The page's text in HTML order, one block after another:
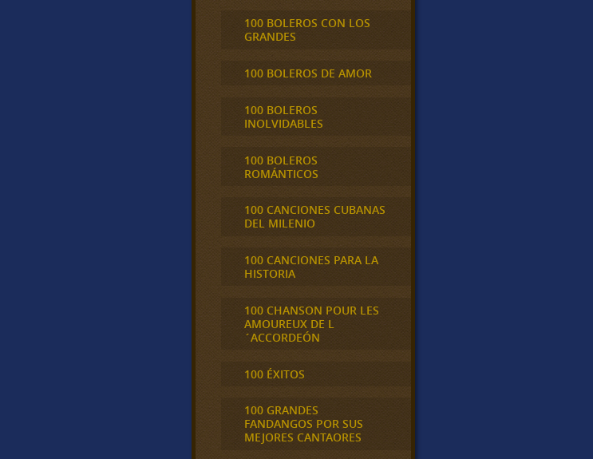
100 BOLEROS CON LOS
GRANDES
100 BOLEROS DE AMOR
100 BOLEROS
INOLVIDABLES
100 BOLEROS
ROMÁNTICOS
100 CANCIONES CUBANAS
DEL MILENIO
100 CANCIONES PARA LA
HISTORIA
100 CHANSON POUR LES
AMOUREUX DE L
´ACCORDEÓN
100 ÉXITOS
100 GRANDES
FANDANGOS POR SUS
MEJORES CANTAORES